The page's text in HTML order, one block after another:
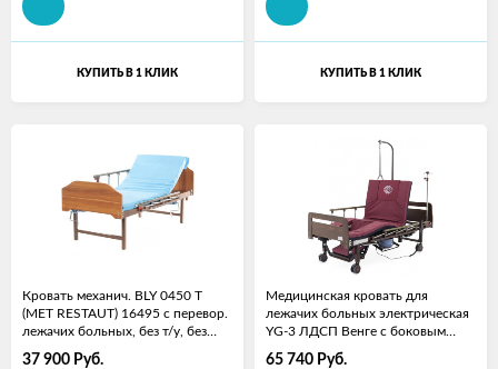
КУПИТЬ В 1 КЛИК КУПИТЬ В 1 КЛИК
Кровать механич. BLY 0450 T
(MET RESTAUT) 16495 с перевор.
лежачих больных, без т/у, без
37 900 Руб.
Медицинская кровать для
лежачих больных электрическая
YG-3 ЛДСП Венге с боковым
переворач., с матрасом
65 740 Руб.